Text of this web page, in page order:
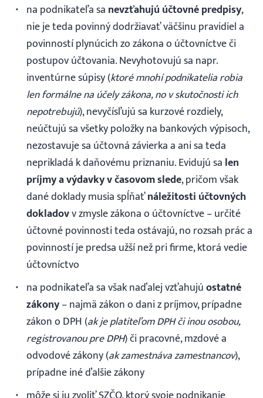
na podnikateľa sa nevzťahujú účtovné predpisy,
nie je teda povinný dodržiavať väčšinu pravidiel a
povinností plynúcich zo zákona o účtovníctve či
postupov účtovania. Nevyhotovujú sa napr.
inventúrne súpisy (ktoré mnohí podnikatelia robia
len formálne na účely zákona, no v skutočnosti ich
nepotrebujú), nevyčísľujú sa kurzové rozdiely,
neúčtujú sa všetky položky na bankových výpisoch,
nezostavuje sa účtovná závierka a ani sa teda
neprikladá k daňovému priznaniu. Evidujú sa len
príjmy a výdavky v časovom slede, pričom však
dané doklady musia spĺňaťnáležitosti účtovných
dokladovv zmysle zákona o účtovníctve – určité
účtovné povinnosti teda ostávajú, no rozsah prác a
povinností je predsa užší než pri firme, ktorá vedie
účtovníctvo
na podnikateľa sa však naďalej vzťahujúostatné
zákony– najmä zákon o dani z príjmov, prípadne
zákon o DPH (ak je platiteľom DPH či inou osobou,
registrovanou pre DPH) či pracovné, mzdové a
odvodové zákony (ak zamestnáva zamestnancov),
prípadne iné ďalšie zákony